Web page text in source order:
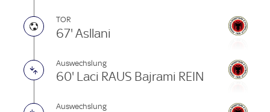
TOR
67' Asllani
Auswechslung
60' Laci RAUS Bajrami REIN
Auswechslung